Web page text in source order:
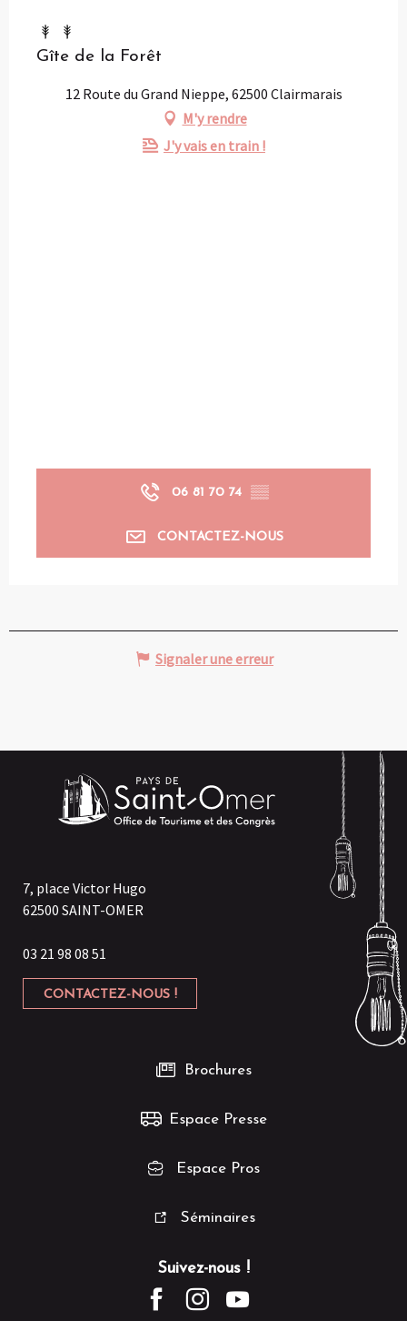
Gîte de la Forêt
12 Route du Grand Nieppe, 62500 Clairmarais
M'y rendre
J'y vais en train !
06 81 70 74 ▒▒
CONTACTEZ-NOUS
Signaler une erreur
7, place Victor Hugo
62500 SAINT-OMER
03 21 98 08 51
CONTACTEZ-NOUS !
Suivez-nous !
Brochures
Espace Presse
Espace Pros
Séminaires